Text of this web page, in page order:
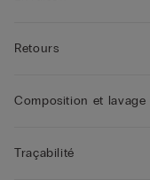
Retours
Composition et lavage
Traçabilité